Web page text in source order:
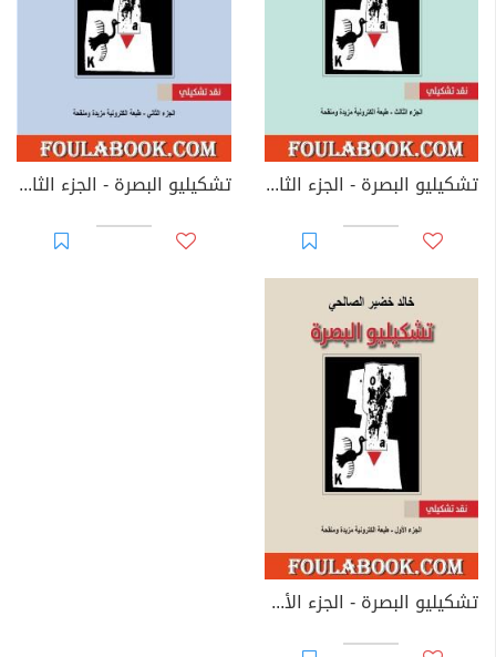
تشكيليو البصرة - الجزء الثالث تشكيليو البصرة - الجزء الثاني
تشكيليو البصرة - الجزء الأول